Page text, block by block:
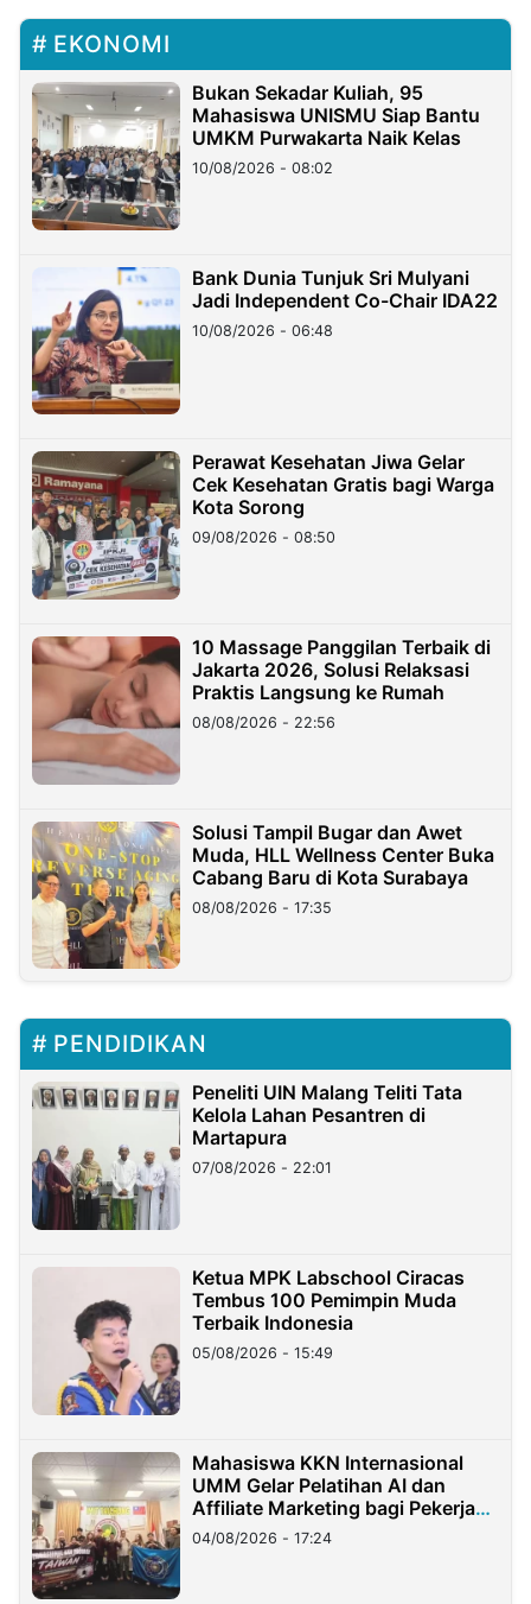
EKONOMI
Bukan Sekadar Kuliah, 95
Mahasiswa UNISMU Siap Bantu
UMKM Purwakarta Naik Kelas
10/08/2026 - 08:02
Bank Dunia Tunjuk Sri Mulyani
Jadi Independent Co-Chair IDA22
10/08/2026 - 06:48
Perawat Kesehatan Jiwa Gelar
Cek Kesehatan Gratis bagi Warga
Kota Sorong
09/08/2026 - 08:50
10 Massage Panggilan Terbaik di
Jakarta 2026, Solusi Relaksasi
Praktis Langsung ke Rumah
08/08/2026 - 22:56
Solusi Tampil Bugar dan Awet
Muda, HLL Wellness Center Buka
Cabang Baru di Kota Surabaya
08/08/2026 - 17:35
PENDIDIKAN
Peneliti UIN Malang Teliti Tata
Kelola Lahan Pesantren di
Martapura
07/08/2026 - 22:01
Ketua MPK Labschool Ciracas
Tembus 100 Pemimpin Muda
Terbaik Indonesia
05/08/2026 - 15:49
Mahasiswa KKN Internasional
UMM Gelar Pelatihan AI dan
Affiliate Marketing bagi Pekerja
Migran Indonesia di Taiwan
04/08/2026 - 17:24